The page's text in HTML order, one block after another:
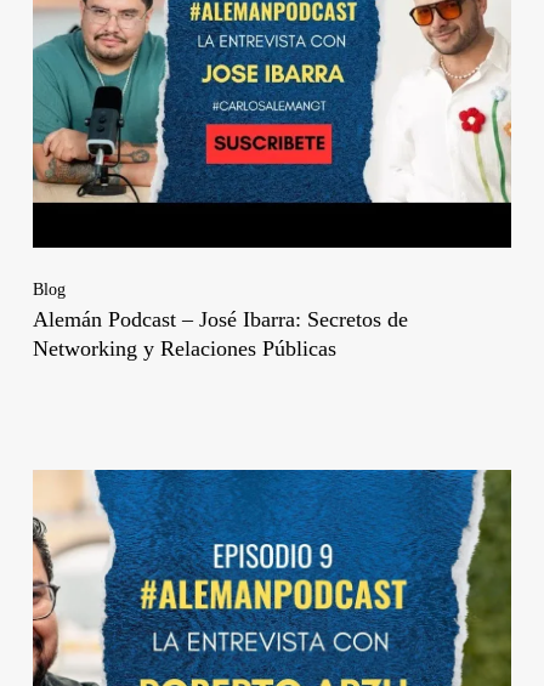
Blog
Alemán Podcast – José Ibarra: Secretos de
Networking y Relaciones Públicas